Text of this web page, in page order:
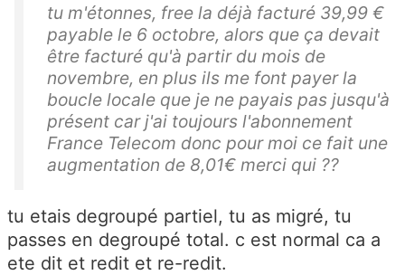
tu m'étonnes, free la déjà facturé 39,99 €
payable le 6 octobre, alors que ça devait
être facturé qu'à partir du mois de
novembre, en plus ils me font payer la
boucle locale que je ne payais pas jusqu'à
présent car j'ai toujours l'abonnement
France Telecom donc pour moi ce fait une
augmentation de 8,01€ merci qui ??
tu etais degroupé partiel, tu as migré, tu
passes en degroupé total. c est normal ca a
ete dit et redit et re-redit.